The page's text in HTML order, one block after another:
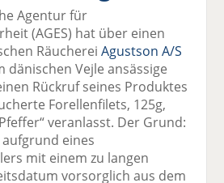
el
a
uf
F
ac
e
b
o
o
k
wi
tt
er
n
uf
Li
n
k
e
di
te
er
E
m
ai
l
v
se
ru
ck
n
Agentur für
(AGES) hat über einen
RäuchereiAgustson A/S
Vejle ansässige
Rückruf seines Produktes
Forellenfilets, 125g,
veranlasst. Der Grund:
eines
mit einem zu langen
vorsorglich aus dem